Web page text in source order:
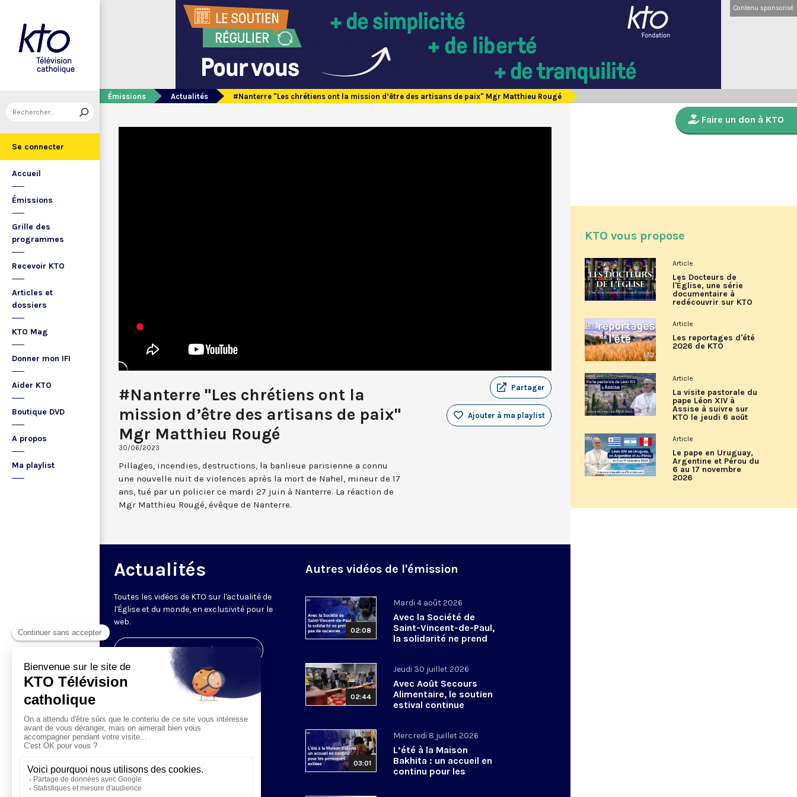
Se connecter
Accueil
Émissions
Grille des
programmes
Recevoir KTO
Articles et
dossiers
KTO Mag
Donner mon IFI
Aider KTO
Boutique DVD
A propos
Ma playlist
Contenu sponsorisé
Émissions Actualités #Nanterre "Les chrétiens ont la mission d’être des artisans de paix" Mgr Matthieu Rougé
#Nanterre "Les chrétiens ont la
mission d’être des artisans de paix"
Mgr Matthieu Rougé
30/06/2023
Partager
Ajouter à ma playlist
Pillages, incendies, destructions, la banlieue parisienne a connu
une nouvelle nuit de violences après la mort de Nahel, mineur de 17
ans, tué par un policier ce mardi 27 juin à Nanterre. La réaction de
Mgr Matthieu Rougé, évêque de Nanterre.
Actualités
Toutes les vidéos de KTO sur l'actualité de
l'Église et du monde, en exclusivité pour le
web.
Visiter la page de l'émission
Autres vidéos de l'émission
02:08
Mardi 4 août 2026
Avec la Société de
Saint-Vincent-de-Paul,
la solidarité ne prend
02:44
Jeudi 30 juillet 2026
Avec Août Secours
Alimentaire, le soutien
estival continue
03:01
Mercredi 8 juillet 2026
L’été à la Maison
Bakhita : un accueil en
continu pour les
personnes exilées
Faire un don à KTO
KTO vous propose
Article
Les Docteurs de
l'Église, une série
documentaire à
redécouvrir sur KTO
Article
Les reportages d'été
2026 de KTO
Article
La visite pastorale du
pape Léon XIV à
Assise à suivre sur
KTO le jeudi 6 août
Article
Le pape en Uruguay,
Argentine et Pérou du
6 au 17 novembre
2026